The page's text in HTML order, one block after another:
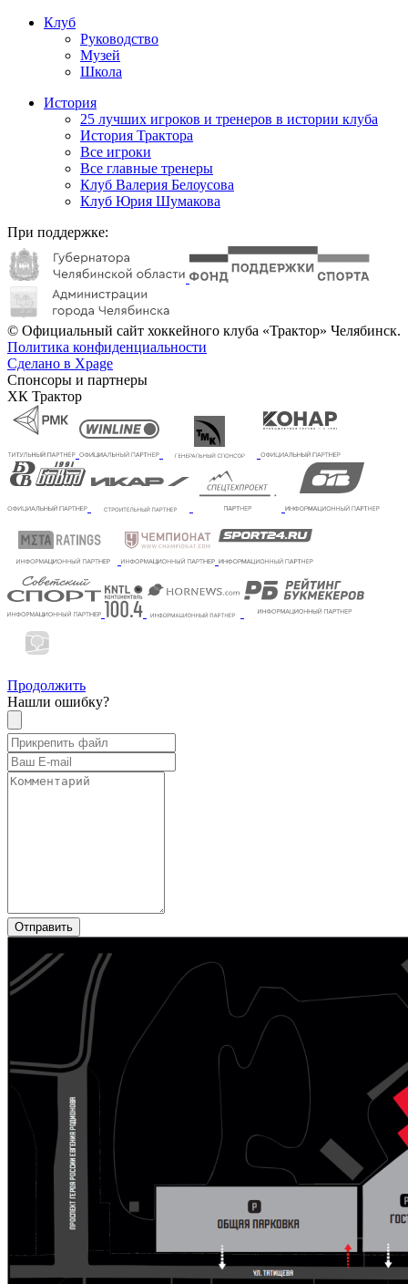
Клуб
Руководство
Музей
Школа
История
25 лучших игроков и тренеров в истории клуба
История Трактора
Все игроки
Все главные тренеры
Клуб Валерия Белоусова
Клуб Юрия Шумакова
При поддержке:
© Официальный сайт хоккейного клуба «Трактор» Челябинск.
Политика конфиденциальности
Сделано в Xpage
Спонсоры и партнеры
ХК Трактор
Продолжить
Нашли ошибку?